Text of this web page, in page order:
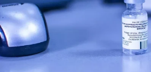
SPORT
SLEDUJTE NÁS NA